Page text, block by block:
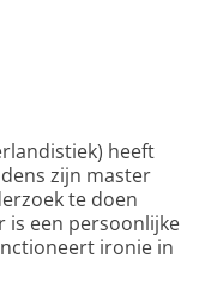
heeft
zijn master
te doen
is een persoonlijke
ironie in